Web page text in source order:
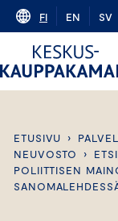
Skip
content
FI EN SV
ETUSIVU ›
NEUVOSTO
›
POLIITTISEN